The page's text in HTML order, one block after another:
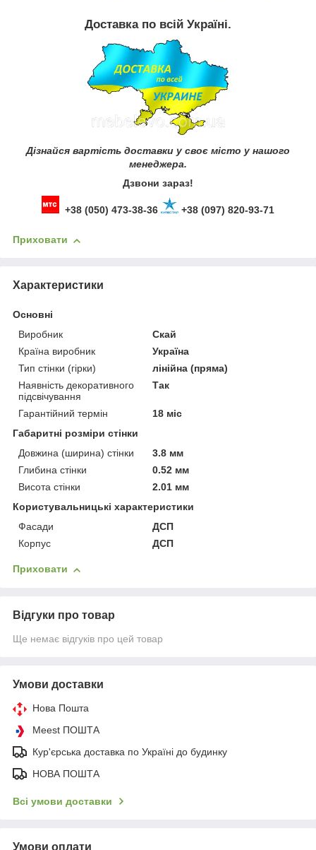
Доставка по всій Україні.
Дізнайся вартість доставки у своє місто у нашого
менеджера.
Дзвони зараз!
+38 (050) 473-38-36 +38 (097) 820-93-71
Приховати
Характеристики
Основні
Виробник
Скай
Країна виробник
Україна
Тип стінки (гірки)
лінійна (пряма)
Наявність декоративного
підсвічування
Так
Гарантійний термін
18 міс
Габаритні розміри стінки
Довжина (ширина) стінки
3.8 мм
Глибина стінки
0.52 мм
Висота стінки
2.01 мм
Користувальницькі характеристики
Фасади
ДСП
Корпус
ДСП
Приховати
Відгуки про товар
Ще немає відгуків про цей товар
Умови доставки
Нова Пошта
Meest ПОШТА
Кур'єрська доставка по Україні до будинку
НОВА ПОШТА
Всі умови доставки
Умови оплати